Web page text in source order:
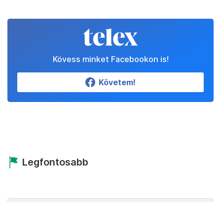
Kövess minket Facebookon is!
Követem!
Legfontosabb